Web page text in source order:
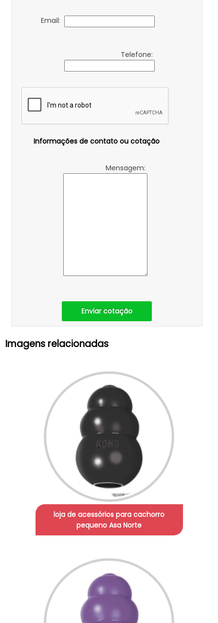
Email:
Telefone:
Informações de contato ou cotação
Mensagem:
Enviar cotação
Imagens relacionadas
loja de acessórios para cachorro
pequeno Asa Norte